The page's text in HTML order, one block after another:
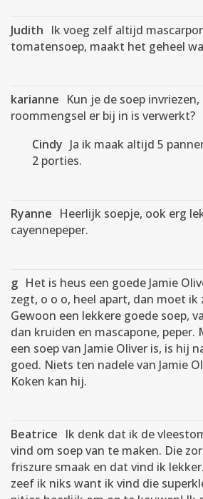
Judith Ik voeg zelf altijd
tomatensoep, maakt het geheel
karianne Kun je de soep
roommengsel er bij in is verwerkt?
Cindy Ja ik maak altijd 5
2 porties.
Ryanne Heerlijk soepje, ook erg
cayennepeper.
g Het is heus een goede Jamie
zegt, o o o, heel apart, dan moet ik
Gewoon een lekkere goede soep,
dan kruiden en mascapone, peper.
een soep van Jamie Oliver is, is hij
goed. Niets ten nadele van Jamie
Koken kan hij.
Beatrice Ik denk dat ik de
vind om soep van te maken. Die
friszure smaak en dat vind ik
zeef ik niks want ik vind die